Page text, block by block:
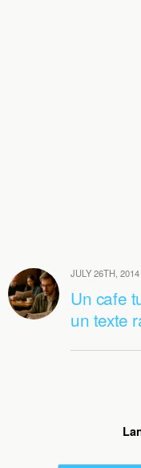
JULY 26TH, 2014
Un cafe
un texte